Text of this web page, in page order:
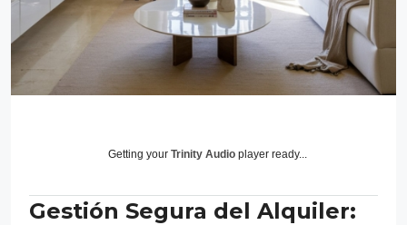
Getting your Trinity Audio player ready...
Gestión Segura del Alquiler: